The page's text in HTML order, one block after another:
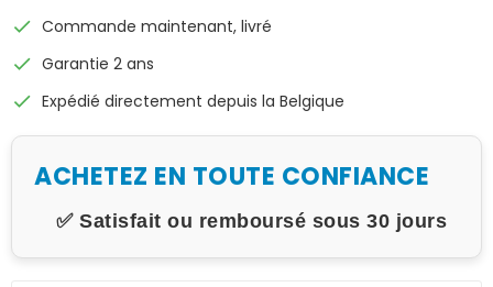
check Commande maintenant, livré
check Garantie 2 ans
check Expédié directement depuis la Belgique
ACHETEZ EN TOUTE CONFIANCE
✅ Satisfait ou remboursé sous 30 jours